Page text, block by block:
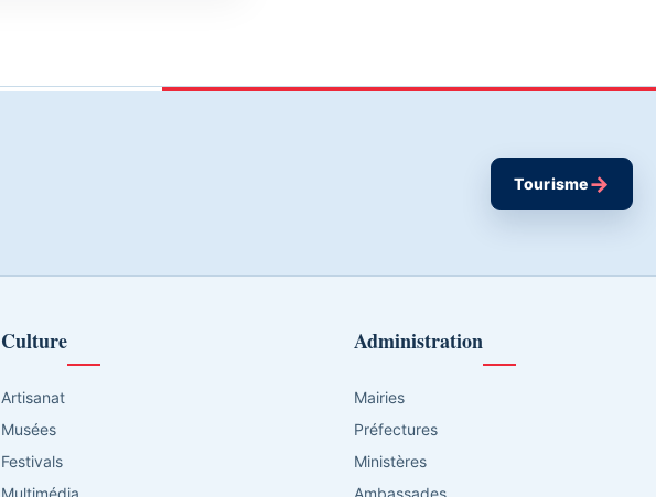
Tourisme→
Culture
Artisanat
Musées
Festivals
Administration
Mairies
Préfectures
Ministères